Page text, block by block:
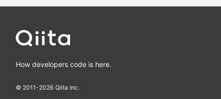
How developers code is here.
© 2011-2026 Qiita Inc.